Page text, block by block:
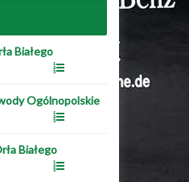
Białego
Ogólnopolskie
Białego